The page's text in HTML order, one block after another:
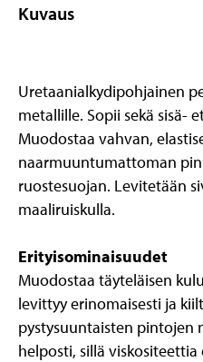
Kuvaus
Uretaanialkydipohjainen
metallille. Sopii sekä sisä-
Muodostaa vahvan,
naarmuuntumattoman
ruostesuojan. Levitetään
maaliruiskulla.
Erityisominaisuudet
Muodostaa täyteläisen
levittyy erinomaisesti ja
pystysuuntaisten pintojen
helposti, sillä